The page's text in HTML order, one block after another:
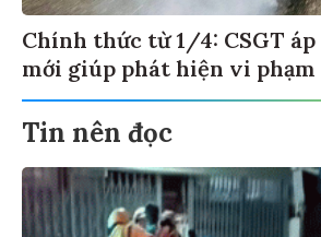
Chính thức từ 1/4: CSGT
mới giúp phát hiện vi
Tin nên đọc